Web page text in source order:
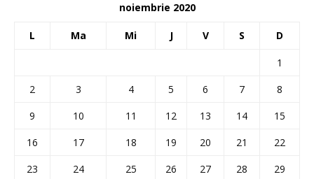
noiembrie 2020
L Ma Mi J V S D
1
2
3 4 5 6 7
8
9
10 11 12 13 14
15
16
17 18 19 20 21
22
23
24 25 26 27 28
29